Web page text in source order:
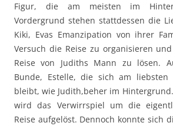
Figur, die am meisten im
Vordergrund stehen stattdessen die
Kiki, Evas Emanzipation von ihrer
Versuch die Reise zu organisieren
Reise von Judiths Mann zu lösen.
Bunde, Estelle, die sich am
bleibt, wie Judith,beher im
wird das Verwirrspiel um die
Reise aufgelöst. Dennoch konnte sich